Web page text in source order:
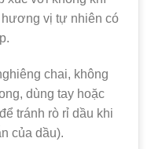
hương vị tự nhiên có
chai, không
dùng tay hoặc
tránh rò rỉ dầu khi
của dầu).